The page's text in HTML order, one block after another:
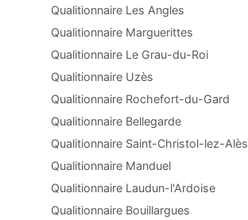
Qualitionnaire Les Angles
Qualitionnaire Marguerittes
Qualitionnaire Le Grau-du-Roi
Qualitionnaire Uzès
Qualitionnaire Rochefort-du-Gard
Qualitionnaire Bellegarde
Qualitionnaire Saint-Christol-lez-Alès
Qualitionnaire Manduel
Qualitionnaire Laudun-l'Ardoise
Qualitionnaire Bouillargues